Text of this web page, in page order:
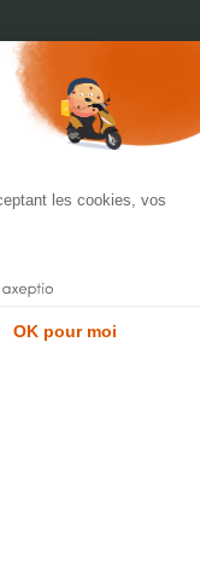
Vénissieux
Motor